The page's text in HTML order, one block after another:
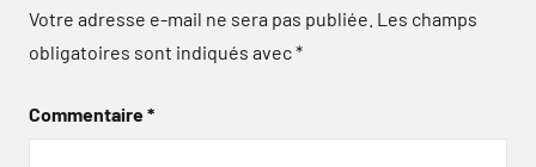
Votre adresse e-mail ne sera pas publiée. Les champs
obligatoires sont indiqués avec*
Commentaire*